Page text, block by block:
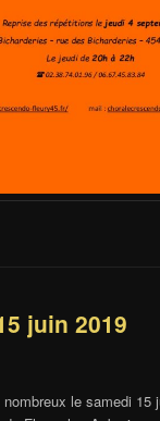
juin 2019
le samedi 15